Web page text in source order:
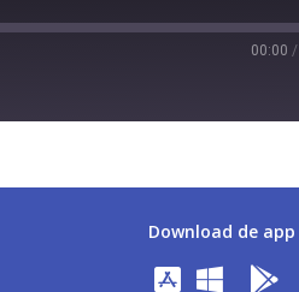
00:00 /
Download de app